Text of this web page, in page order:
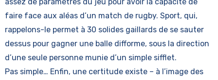
faire face aux aléas d’un match de rugby. Sport, qui,
rappelons-le permet à 30 solides gaillards de se sauter
dessus pour gagner une balle difforme, sous la direction
d’une seule personne munie d’un simple sifflet.
Pas simple… Enfin, une certitude existe – à l’image des